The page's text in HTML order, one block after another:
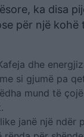
ka disa
për një
dhe
si gjumë pa
mund të
janë një